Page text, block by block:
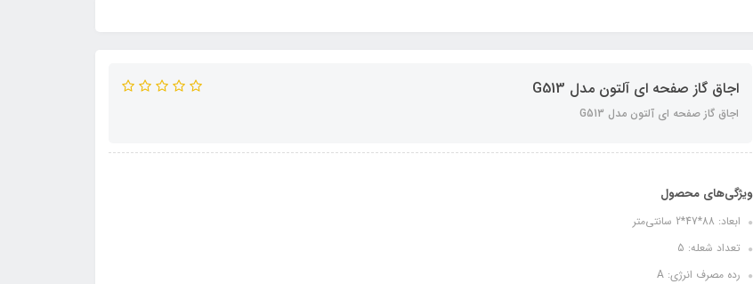
اجاق گاز صفحه ای آلتون مدل G513
اجاق گاز صفحه ای آلتون مدل G513
ویژگی‌های محصول
ابعاد: 88*47*2 سانتی‌متر
تعداد شعله: 5
رده مصرف انرژی: A